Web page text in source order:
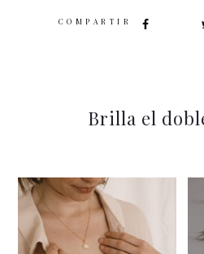
SHARE
Brilla el